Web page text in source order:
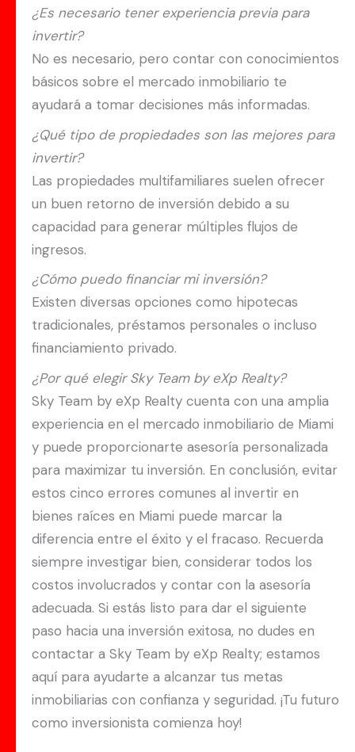
¿Es necesario tener experiencia previa para
invertir?
No es necesario, pero contar con conocimientos
básicos sobre el mercado inmobiliario te
ayudará a tomar decisiones más informadas.
¿Qué tipo de propiedades son las mejores para
invertir?
Las propiedades multifamiliares suelen ofrecer
un buen retorno de inversión debido a su
capacidad para generar múltiples flujos de
ingresos.
¿Cómo puedo financiar mi inversión?
Existen diversas opciones como hipotecas
tradicionales, préstamos personales o incluso
financiamiento privado.
¿Por qué elegir Sky Team by eXp Realty?
Sky Team by eXp Realty cuenta con una amplia
experiencia en el mercado inmobiliario de Miami
y puede proporcionarte asesoría personalizada
para maximizar tu inversión. En conclusión, evitar
estos cinco errores comunes al invertir en
bienes raíces en Miami puede marcar la
diferencia entre el éxito y el fracaso. Recuerda
siempre investigar bien, considerar todos los
costos involucrados y contar con la asesoría
adecuada. Si estás listo para dar el siguiente
paso hacia una inversión exitosa, no dudes en
contactar a Sky Team by eXp Realty; estamos
aquí para ayudarte a alcanzar tus metas
inmobiliarias con confianza y seguridad. ¡Tu futuro
como inversionista comienza hoy!